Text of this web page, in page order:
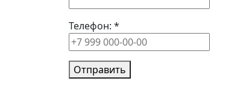
Телефон: *
Отправить